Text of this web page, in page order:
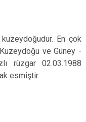
En çok
ve Güney -
rüzgar 02.03.1988
esmiştir.